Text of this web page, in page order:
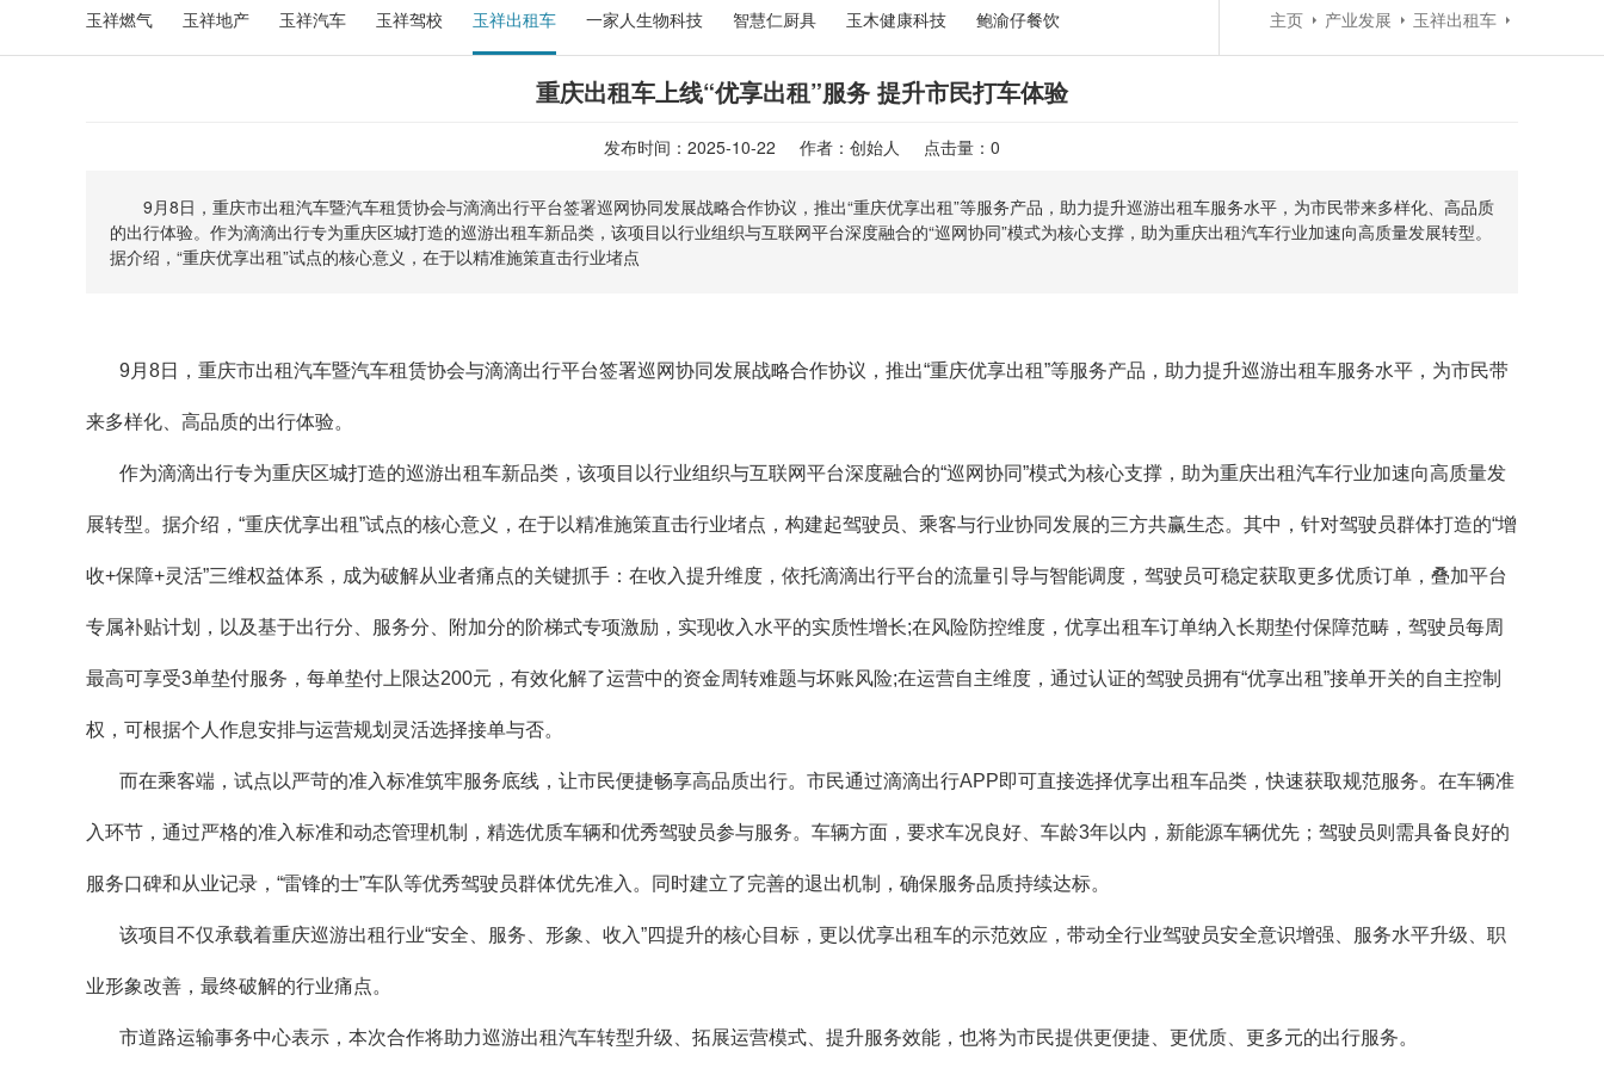
玉祥燃气 玉祥地产 玉祥汽车 玉祥驾校 玉祥出租车 一家人生物科技 智慧仁厨具 玉木健康科技 鲍渝仔餐饮 主页 产业发展 玉祥出租车
重庆出租车上线“优享出租”服务 提升市民打车体验
发布时间：2025-10-22 作者：创始人 点击量： 0
9月8日，重庆市出租汽车暨汽车租赁协会与滴滴出行平台签署巡网协同发展战略合作协议，推出“重庆优享出租”等服务产品，助力提升巡游出租车服务水平，为市民带来多样化、高品质
的出行体验。作为滴滴出行专为重庆区城打造的巡游出租车新品类，该项目以行业组织与互联网平台深度融合的“巡网协同”模式为核心支撑，助为重庆出租汽车行业加速向高质量发展转型。
据介绍，“重庆优享出租”试点的核心意义，在于以精准施策直击行业堵点
9月8日，重庆市出租汽车暨汽车租赁协会与滴滴出行平台签署巡网协同发展战略合作协议，推出“重庆优享出租”等服务产品，助力提升巡游出租车服务水平，为市民带
来多样化、高品质的出行体验。
作为滴滴出行专为重庆区城打造的巡游出租车新品类，该项目以行业组织与互联网平台深度融合的“巡网协同”模式为核心支撑，助为重庆出租汽车行业加速向高质量发
展转型。据介绍，“重庆优享出租”试点的核心意义，在于以精准施策直击行业堵点，构建起驾驶员、乘客与行业协同发展的三方共赢生态。其中，针对驾驶员群体打造的“增
收+保障+灵活”三维权益体系，成为破解从业者痛点的关键抓手：在收入提升维度，依托滴滴出行平台的流量引导与智能调度，驾驶员可稳定获取更多优质订单，叠加平台
专属补贴计划，以及基于出行分、服务分、附加分的阶梯式专项激励，实现收入水平的实质性增长;在风险防控维度，优享出租车订单纳入长期垫付保障范畴，驾驶员每周
最高可享受3单垫付服务，每单垫付上限达200元，有效化解了运营中的资金周转难题与坏账风险;在运营自主维度，通过认证的驾驶员拥有“优享出租”接单开关的自主控制
权，可根据个人作息安排与运营规划灵活选择接单与否。
而在乘客端，试点以严苛的准入标准筑牢服务底线，让市民便捷畅享高品质出行。市民通过滴滴出行APP即可直接选择优享出租车品类，快速获取规范服务。在车辆准
入环节，通过严格的准入标准和动态管理机制，精选优质车辆和优秀驾驶员参与服务。车辆方面，要求车况良好、车龄3年以内，新能源车辆优先；驾驶员则需具备良好的
服务口碑和从业记录，“雷锋的士”车队等优秀驾驶员群体优先准入。同时建立了完善的退出机制，确保服务品质持续达标。
该项目不仅承载着重庆巡游出租行业“安全、服务、形象、收入”四提升的核心目标，更以优享出租车的示范效应，带动全行业驾驶员安全意识增强、服务水平升级、职
业形象改善，最终破解的行业痛点。
市道路运输事务中心表示，本次合作将助力巡游出租汽车转型升级、拓展运营模式、提升服务效能，也将为市民提供更便捷、更优质、更多元的出行服务。